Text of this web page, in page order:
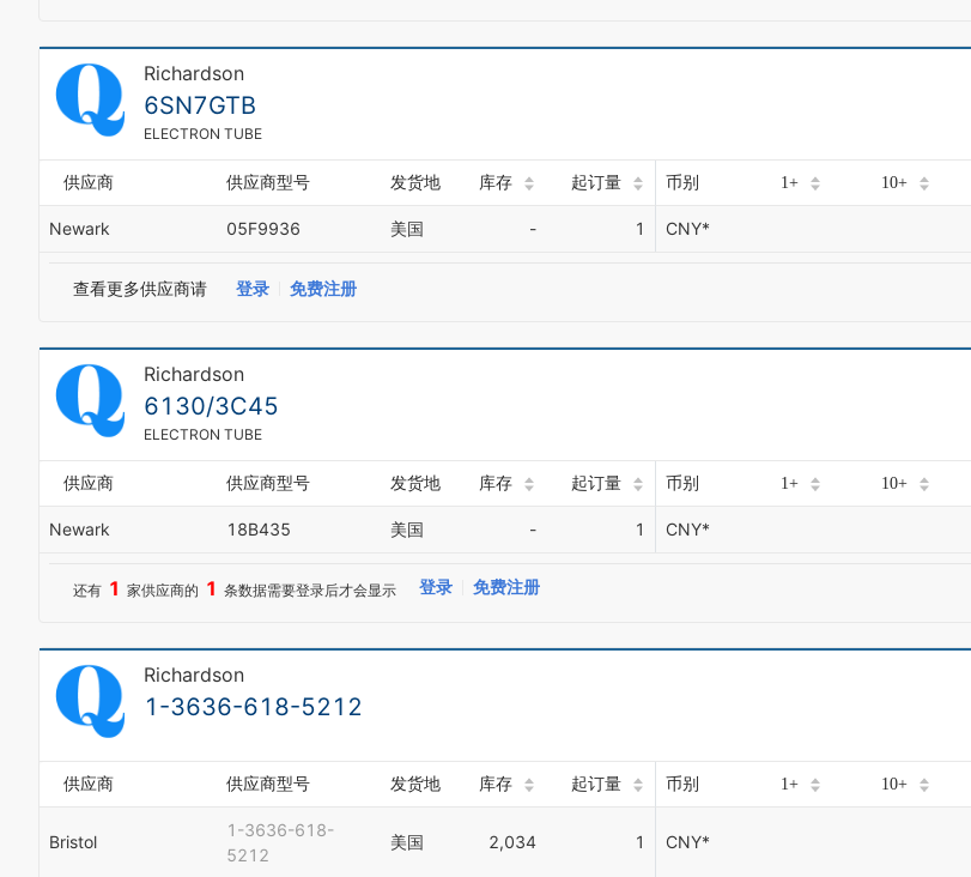
Richardson
6SN7GTB
ELECTRON TUBE
供应商 供应商型号 发货地 库存 起订量 币别 1+ 10+
Newark 05F9936 美国 - 1 CNY*
查看更多供应商请 登录 免费注册
Richardson
6130/3C45
ELECTRON TUBE
供应商 供应商型号 发货地 库存 起订量 币别 1+ 10+
Newark 18B435 美国 - 1 CNY*
还有 1 家供应商的 1 条数据需要登录后才会显示 登录 免费注册
Richardson
1-3636-618-5212
供应商 供应商型号 发货地 库存 起订量 币别 1+ 10+
Bristol
1-3636-618-
5212
美国 2,034 1 CNY*